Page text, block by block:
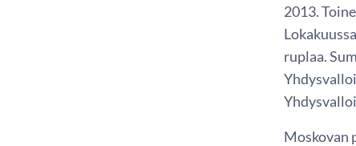
2013.
ruplaa.
Moskovan